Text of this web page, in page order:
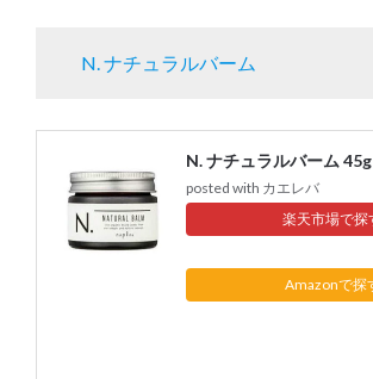
N. ナチュラルバーム
N. ナチュラルバーム 45g
posted with カエレバ
楽天市場
Amazon